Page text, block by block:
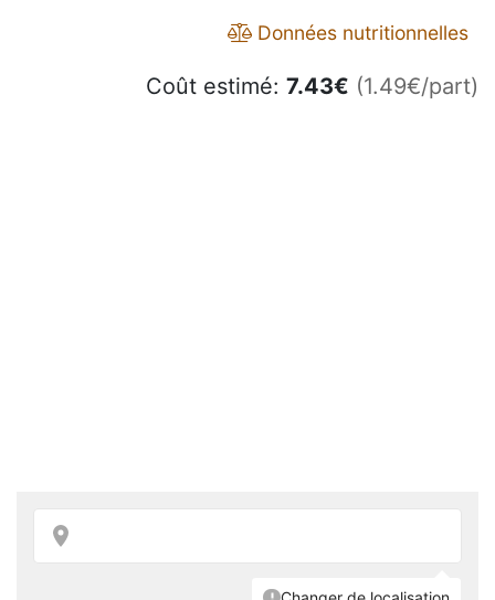
Données nutritionnelles
Coût estimé: 7.43€ (1.49€/part)